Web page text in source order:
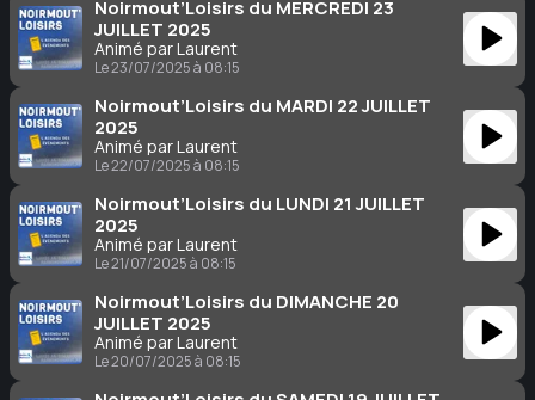
Noirmout’Loisirs du MERCREDI 23
JUILLET 2025
Animé par Laurent
Le 23/07/2025 à 08:15
Noirmout’Loisirs du MARDI 22 JUILLET
2025
Animé par Laurent
Le 22/07/2025 à 08:15
Noirmout’Loisirs du LUNDI 21 JUILLET
2025
Animé par Laurent
Le 21/07/2025 à 08:15
Noirmout’Loisirs du DIMANCHE 20
JUILLET 2025
Animé par Laurent
Le 20/07/2025 à 08:15